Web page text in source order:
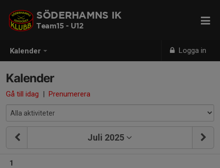
Kalender Logga in
SÖDERHAMNS IK
Team15 - U12
Kalender
Gå till idag | Prenumerera
Juli 2025
1